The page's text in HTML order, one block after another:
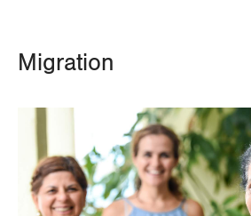
Migration